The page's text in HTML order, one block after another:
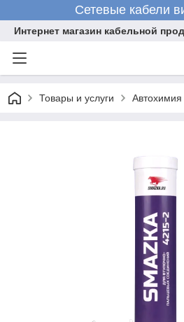
Сетевые кабели
Интернет магазин кабельной
Товары и услуги